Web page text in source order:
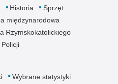
Historia
Sprzęt
międzynarodowa
Rzymskokatolickiego
Wybrane statystyki